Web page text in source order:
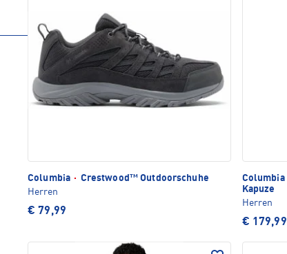
Columbia · Crestwood™ Outdoorschuhe
Herren
€ 79,99
Columbia
Kapuze
Herren
€ 179,99